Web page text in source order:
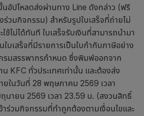
อัปโหลดส่งผ่านทาง Line ดังกล่าว (ฟรี
ร่วมกิจกรรม) สำหรับรูปใบเสร็จที่ถ่ายไม่
ใช้ไม่ได้ทันที ใบเสร็จรับเงินที่สามารถนำมา
บเสร็จที่มีรายการเป็นใบกำกับภาษีอย่าง
รมสรรพากรกำหนด ซึ่งพิมพ์ออกจาก
KFC ทั่วประเทศเท่านั้น และต้องส่ง
ยในวันที่ 28 พฤษภาคม 2569 เวลา
นายน 2569 เวลา 23.59 น. (สงวนสิทธิ์
าร่วมกิจกรรมที่ทำถูกต้องตามเงื่อนไขและ